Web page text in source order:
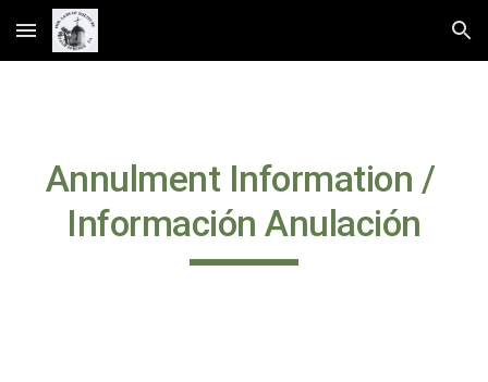
Skip to main content Skip to navigation
Annulment Information /
Información Anulación